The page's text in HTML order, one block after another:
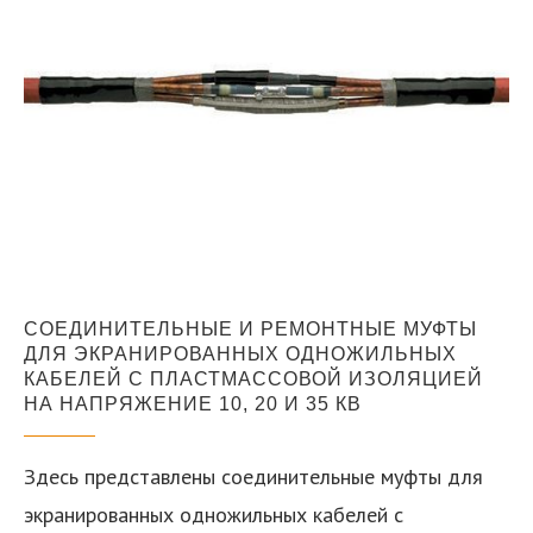
СОЕДИНИТЕЛЬНЫЕ И РЕМОНТНЫЕ МУФТЫ
ДЛЯ ЭКРАНИРОВАННЫХ ОДНОЖИЛЬНЫХ
КАБЕЛЕЙ С ПЛАСТМАССОВОЙ ИЗОЛЯЦИЕЙ
НА НАПРЯЖЕНИЕ 10, 20 И 35 КВ
Здесь представлены соединительные муфты для
экранированных одножильных кабелей с